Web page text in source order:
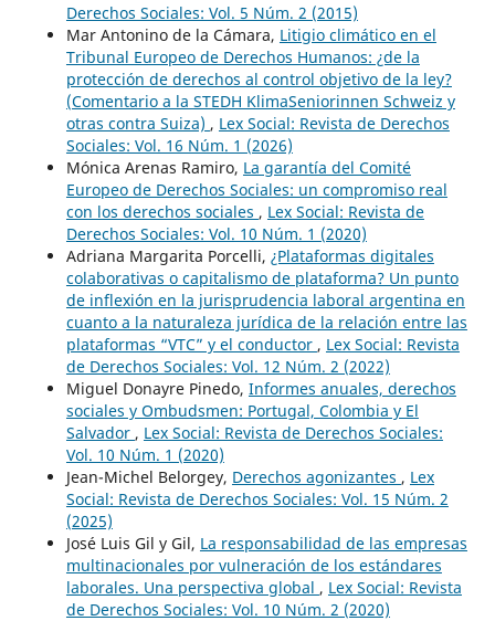
Derechos Sociales: Vol. 5 Núm. 2 (2015)
Mar Antonino de la Cámara, Litigio climático en el
Tribunal Europeo de Derechos Humanos: ¿de la
protección de derechos al control objetivo de la ley?
(Comentario a la STEDH KlimaSeniorinnen Schweiz y
otras contra Suiza) , Lex Social: Revista de Derechos
Sociales: Vol. 16 Núm. 1 (2026)
Mónica Arenas Ramiro, La garantía del Comité
Europeo de Derechos Sociales: un compromiso real
con los derechos sociales , Lex Social: Revista de
Derechos Sociales: Vol. 10 Núm. 1 (2020)
Adriana Margarita Porcelli, ¿Plataformas digitales
colaborativas o capitalismo de plataforma? Un punto
de inflexión en la jurisprudencia laboral argentina en
cuanto a la naturaleza jurídica de la relación entre las
plataformas “VTC” y el conductor , Lex Social: Revista
de Derechos Sociales: Vol. 12 Núm. 2 (2022)
Miguel Donayre Pinedo, Informes anuales, derechos
sociales y Ombudsmen: Portugal, Colombia y El
Salvador , Lex Social: Revista de Derechos Sociales:
Vol. 10 Núm. 1 (2020)
Jean-Michel Belorgey, Derechos agonizantes , Lex
Social: Revista de Derechos Sociales: Vol. 15 Núm. 2
(2025)
José Luis Gil y Gil, La responsabilidad de las empresas
multinacionales por vulneración de los estándares
laborales. Una perspectiva global , Lex Social: Revista
de Derechos Sociales: Vol. 10 Núm. 2 (2020)